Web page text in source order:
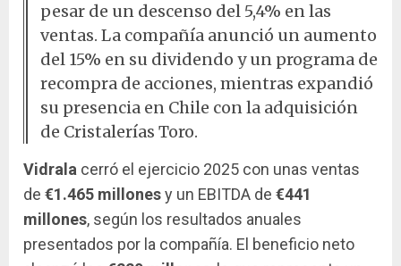
pesar de un descenso del 5,4% en las
ventas. La compañía anunció un aumento
del 15% en su dividendo y un programa de
recompra de acciones, mientras expandió
su presencia en Chile con la adquisición
de Cristalerías Toro.
Vidrala cerró el ejercicio 2025 con unas ventas
de €1.465 millonesy un EBITDA de €441
millones, según los resultados anuales
presentados por la compañía. El beneficio neto